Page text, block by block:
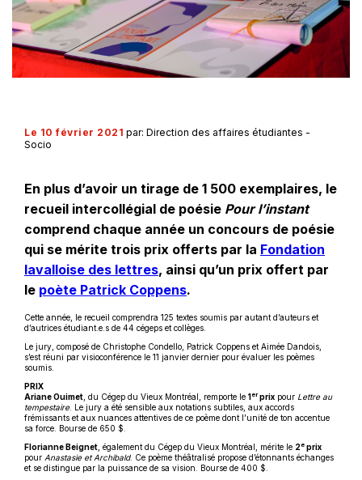
Le 10 février 2021 par: Direction des affaires étudiantes -
Socio
En plus d’avoir un tirage de 1 500 exemplaires, le
recueil intercollégial de poésie Pour l’instant
comprend chaque année un concours de poésie
qui se mérite trois prix offerts par la Fondation
lavalloise des lettresCe
lien
dans
une
fenêtre
, ainsi qu’un prix offert par
le poète Patrick CoppensCe
s'ouvrira
dans
nouvelle
fenêtre
.
Cette année, le recueil comprendra 125 textes soumis par autant d’auteurs et
d’autrices étudiant.e.s de 44 cégeps et collèges.
Le jury, composé de Christophe Condello, Patrick Coppens et Aimée Dandois,
s’est réuni par visioconférence le 11 janvier dernier pour évaluer les poèmes
soumis.
PRIX
Ariane Ouimet , du Cégep du Vieux Montréal, remporte le 1 erprix pour Lettre au
tempestaire. Le jury a été sensible aux notations subtiles, aux accords
frémissants et aux nuances attentives de ce poème dont l’unité de ton accentue
sa force. Bourse de 650 $.
Florianne Beignet , également du Cégep du Vieux Montréal, mérite le 2e prix
pour Anastasie et Archibald. Ce poème théâtralisé propose d’étonnants échanges
et se distingue par la puissance de sa vision. Bourse de 400 $.